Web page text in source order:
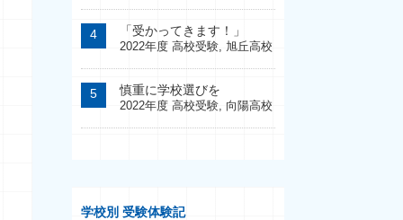
「受かってきます！」
2022年度 高校受験, 旭丘高校
慎重に学校選びを
2022年度 高校受験, 向陽高校
学校別 受験体験記